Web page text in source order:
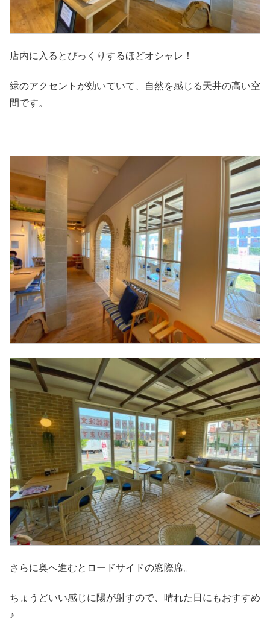
店内に入るとびっくりするほどオシャレ！
緑のアクセントが効いていて、自然を感じる天井の高い空
間です。
さらに奥へ進むとロードサイドの窓際席。
ちょうどいい感じに陽が射すので、晴れた日にもおすすめ
♪